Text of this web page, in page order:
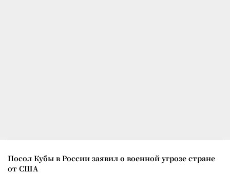
Посол Кубы в России заявил о военной угрозе стране
от США